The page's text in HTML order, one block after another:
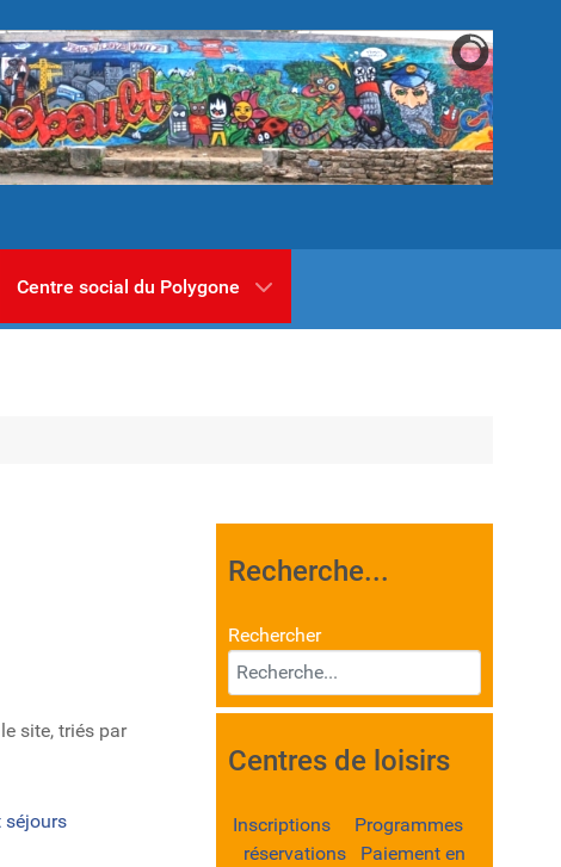
Centre social du Polygone
site, triés par
séjours
Recherche...
Rechercher
Centres de loisirs
Inscriptions Programmes
réservations Paiement en